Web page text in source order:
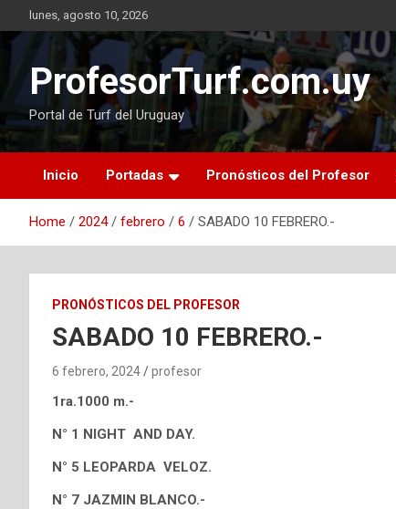
to
content
lunes, agosto 10, 2026
ProfesorTurf.com.uy
Portal de Turf del Uruguay
Inicio Portadas Pronósticos del Profesor
Home 2024 febrero 6 SABADO 10 FEBRERO.-
PRONÓSTICOS DEL PROFESOR
SABADO 10 FEBRERO.-
6 febrero, 2024 profesor
1ra.1000 m.-
N° 1 NIGHT AND DAY.
N° 5 LEOPARDA VELOZ.
N° 7 JAZMIN BLANCO.-